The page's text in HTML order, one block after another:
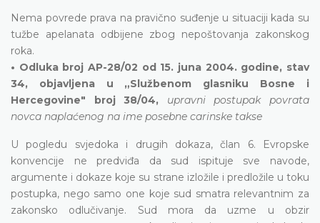
Nema povrede prava na pravično suđenje u situaciji kada su
tužbe apelanata odbijene zbog nepoštovanja zakonskog
roka.
• Odluka broj AP-28/02 od 15. juna 2004. godine, stav
34, objavljena u „Službenom glasniku Bosne i
Hercegovine" broj 38/04,
upravni postupak povrata
novca naplaćenog na ime posebne carinske takse
U pogledu svjedoka i drugih dokaza, član 6. Evropske
konvencije ne predviđa da sud ispituje sve navode,
argumente i dokaze koje su strane izložile i predložile u toku
postupka, nego samo one koje sud smatra relevantnim za
zakonsko odlučivanje. Sud mora da uzme u obzir